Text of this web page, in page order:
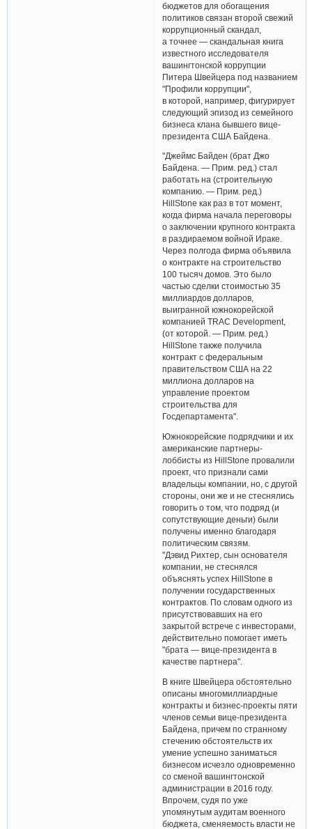
бюджетов для обогащения
политиков связан второй свежий
коррупционный скандал,
а точнее — скандальная книга
известного исследователя
вашингтонской коррупции
Питера Швейцера под названием
"Профили коррупции",
в которой, например, фигурирует
следующий эпизод из семейного
бизнеса клана бывшего вице-
президента США Байдена.
"Джеймс Байден (брат Джо
Байдена. — Прим. ред.) стал
работать на (строительную
компанию. — Прим. ред.)
HillStone как раз в тот момент,
когда фирма начала переговоры
о заключении крупного контракта
в раздираемом войной Ираке.
Через полгода фирма объявила
о контракте на строительство
100 тысяч домов. Это было
частью сделки стоимостью 35
миллиардов долларов,
выигранной южнокорейской
компанией TRAC Development,
(от которой. — Прим. ред.)
HillStone также получила
контракт с федеральным
правительством США на 22
миллиона долларов на
управление проектом
строительства для
Госдепартамента".
Южнокорейские подрядчики и их
американские партнеры-
лоббисты из HillStone провалили
проект, что признали сами
владельцы компании, но, с другой
стороны, они же и не стеснялись
говорить о том, что подряд (и
сопутствующие деньги) были
получены именно благодаря
политическим связям.
"Дэвид Рихтер, сын основателя
компании, не стеснялся
объяснять успех HillStone в
получении государственных
контрактов. По словам одного из
присутствовавших на его
закрытой встрече с инвесторами,
действительно помогает иметь
"брата — вице-президента в
качестве партнера".
В книге Швейцера обстоятельно
описаны многомиллиардные
контракты и бизнес-проекты пяти
членов семьи вице-президента
Байдена, причем по странному
стечению обстоятельств их
умение успешно заниматься
бизнесом исчезло одновременно
со сменой вашингтонской
администрации в 2016 году.
Впрочем, судя по уже
упомянутым аудитам военного
бюджета, сменяемость власти не